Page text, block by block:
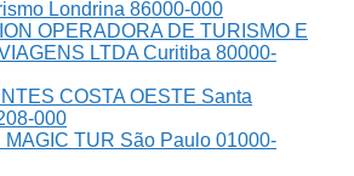
Londrina 86000-000
OPERADORA DE TURISMO E
LTDA Curitiba 80000-
COSTA OESTE Santa
000
MAGIC TUR São Paulo 01000-